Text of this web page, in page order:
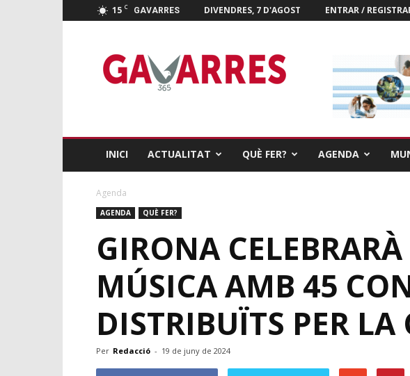
15 C GAVARRES DIVENDRES, 7 D'AGOST ENTRAR /
365
INICI ACTUALITAT QUÈ FER? AGENDA
Agenda
AGENDA QUÈ FER?
GIRONA
MÚSICA AMB 45
DISTRIBUÏTS PER LA
Per Redacció - 19 de juny de 2024